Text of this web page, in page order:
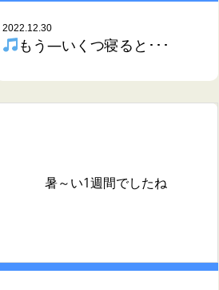
2022.12.30
もう―いくつ寝ると･･･
暑～い1週間でしたね